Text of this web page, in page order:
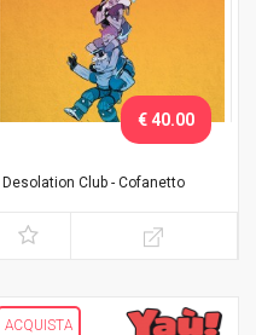
Desolation Club - Cofanetto
e vol.2
€ 40.00
ACQUISTA